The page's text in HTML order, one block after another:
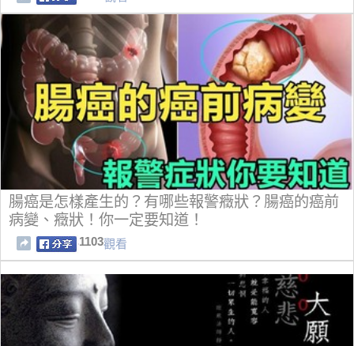
腸癌是怎樣產生的？有哪些報警癥狀？腸癌的癌前
病變、癥狀！你一定要知道！
1103觀看